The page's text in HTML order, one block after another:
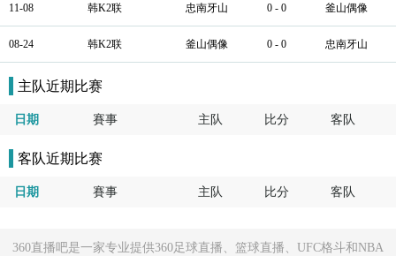
11-08 韩K2联 忠南牙山 0 - 0 釜山偶像
08-24 韩K2联 釜山偶像 0 - 0 忠南牙山
主队近期比赛
日期 賽事 主队 比分 客队
客队近期比赛
日期 賽事 主队 比分 客队
360直播吧是一家专业提供360足球直播、篮球直播、UFC格斗和NBA